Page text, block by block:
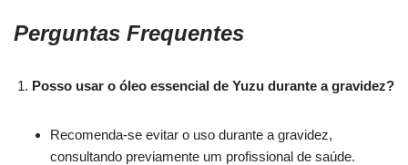
Perguntas Frequentes
Posso usar o óleo essencial de Yuzu durante a gravidez?
Recomenda-se evitar o uso durante a gravidez,
consultando previamente um profissional de saúde.